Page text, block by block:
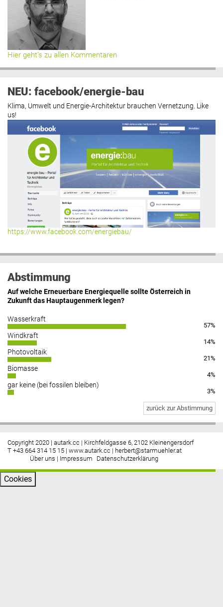
Hier geht’s zu allen Kommentaren
NEU: facebook/energie-bau
Klima, Umwelt und Energie-Architektur brauchen Vernetzung. Like
us!
https://www.facebook.com/energiebau/
Abstimmung
Auf welche Erneuerbare Energiequelle sollte Österreich in
Zukunft das Hauptaugenmerk legen?
Wasserkraft
57%
Windkraft
14%
Photovoltaik
21%
Biomasse
4%
gar keine (bei fossilen bleiben)
3%
zurück zur Abstimmung
Copyright 2020 | autark.cc | Kirchfeldgasse 6, 2102 Kleinengersdorf
T +43 664 314 15 15 | www.autark.cc | herbert@starmuehler.at
Über uns | Impressum Datenschutzerklärung
Cookies